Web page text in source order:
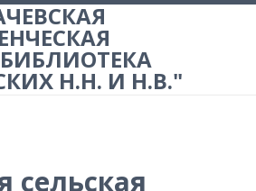
Н.Н. И Н.В."
сельская